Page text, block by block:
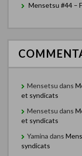
Mensetsu #44 –
Mensetsu dans
et syndicats
Mensetsu dans
et syndicats
Yamina dans
syndicats